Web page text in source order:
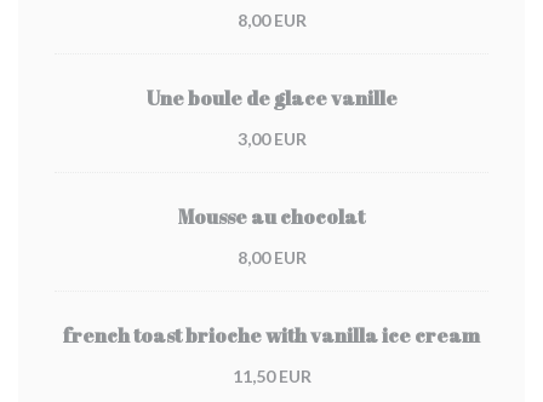
8,00 EUR
Une boule de glace vanille
3,00 EUR
Mousse au chocolat
8,00 EUR
french toast brioche with vanilla ice cream
11,50 EUR